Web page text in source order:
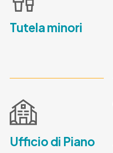
Tutela minori
Ufficio di Piano